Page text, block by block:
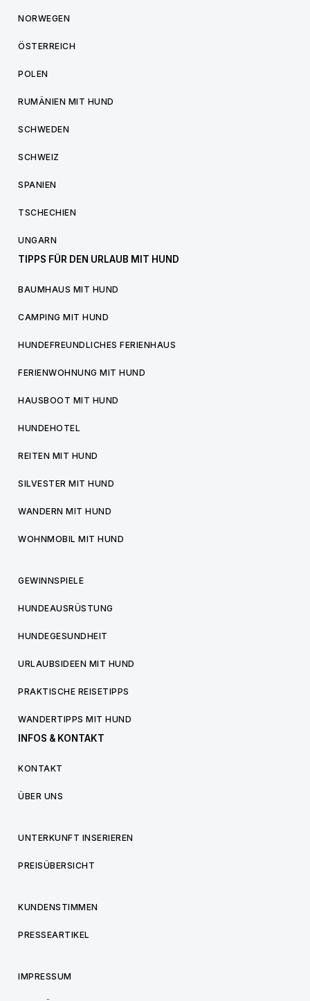
NORWEGEN
ÖSTERREICH
POLEN
RUMÄNIEN MIT HUND
SCHWEDEN
SCHWEIZ
SPANIEN
TSCHECHIEN
UNGARN
TIPPS FÜR DEN URLAUB MIT HUND
BAUMHAUS MIT HUND
CAMPING MIT HUND
HUNDEFREUNDLICHES FERIENHAUS
FERIENWOHNUNG MIT HUND
HAUSBOOT MIT HUND
HUNDEHOTEL
REITEN MIT HUND
SILVESTER MIT HUND
WANDERN MIT HUND
WOHNMOBIL MIT HUND
GEWINNSPIELE
HUNDEAUSRÜSTUNG
HUNDEGESUNDHEIT
URLAUBSIDEEN MIT HUND
PRAKTISCHE REISETIPPS
WANDERTIPPS MIT HUND
INFOS & KONTAKT
KONTAKT
ÜBER UNS
UNTERKUNFT INSERIEREN
PREISÜBERSICHT
KUNDENSTIMMEN
PRESSEARTIKEL
IMPRESSUM